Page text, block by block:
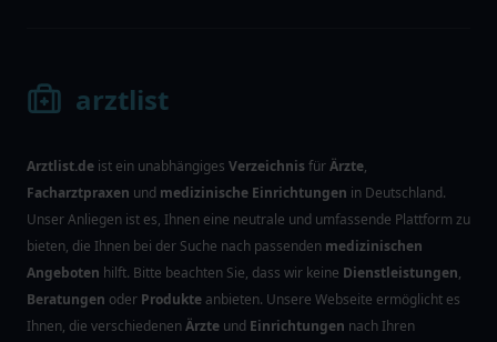
arztlist
Arztlist.de ist ein unabhängiges VerzeichnisfürÄrzte,
Facharztpraxen und medizinische Einrichtungen in Deutschland.
Unser Anliegen ist es, Ihnen eine neutrale und umfassende Plattform zu
bieten, die Ihnen bei der Suche nach passenden medizinischen
Angeboten hilft. Bitte beachten Sie, dass wir keine Dienstleistungen,
Beratungen oder Produkte anbieten. Unsere Webseite ermöglicht es
Ihnen, die verschiedenenÄrzte und Einrichtungen nach Ihren